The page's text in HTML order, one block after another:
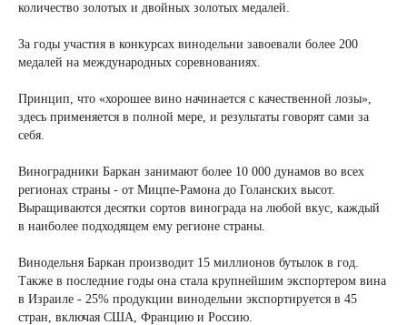
количество золотых и двойных золотых медалей.
За годы участия в конкурсах винодельни завоевали более 200
медалей на международных соревнованиях.
Принцип, что «хорошее вино начинается с качественной лозы»,
здесь применяется в полной мере, и результаты говорят сами за
себя.
Виноградники Баркан занимают более 10 000 дунамов во всех
регионах страны - от Мицпе-Рамона до Голанских высот.
Выращиваются десятки сортов винограда на любой вкус, каждый
в наиболее подходящем ему регионе страны.
Винодельня Баркан производит 15 миллионов бутылок в год.
Также в последние годы она стала крупнейшим экспортером вина
в Израиле - 25% продукции винодельни экспортируется в 45
стран, включая США, Францию и Россию.